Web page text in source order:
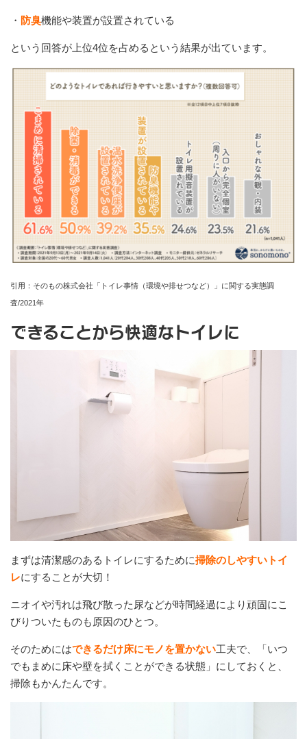
・ 防臭機能や装置が設置されている
という回答が上位4位を占めるという結果が出ています。
引用：そのもの株式会社「トイレ事情（環境や排せつなど）」に関する実態調
査/2021年
できることから快適なトイレに
まずは清潔感のあるトイレにするために掃除のしやすいトイ
レにすることが大切！
ニオイや汚れは飛び散った尿などが時間経過により頑固にこ
びりついたものも原因のひとつ。
そのためにはできるだけ床にモノを置かない工夫で、「いつ
でもまめに床や壁を拭くことができる状態」にしておくと、
掃除もかんたんです。